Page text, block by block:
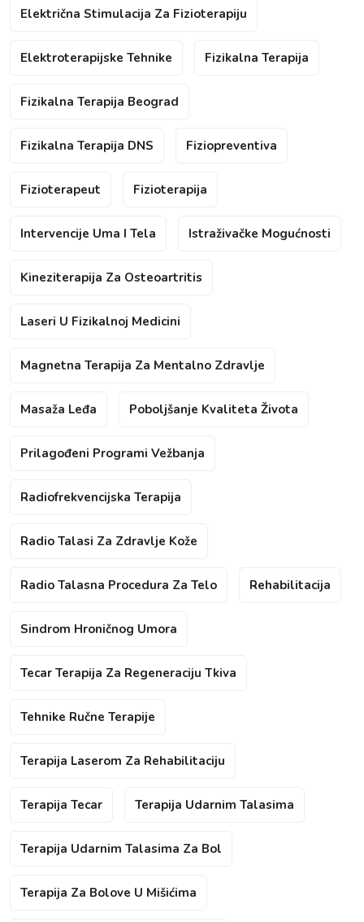
Električna Stimulacija Za Fizioterapiju
Elektroterapijske Tehnike Fizikalna Terapija
Fizikalna Terapija Beograd
Fizikalna Terapija DNS Fiziopreventiva
Fizioterapeut Fizioterapija
Intervencije Uma I Tela Istraživačke Mogućnosti
Kineziterapija Za Osteoartritis
Laseri U Fizikalnoj Medicini
Magnetna Terapija Za Mentalno Zdravlje
Masaža Leđa Poboljšanje Kvaliteta Života
Prilagođeni Programi Vežbanja
Radiofrekvencijska Terapija
Radio Talasi Za Zdravlje Kože
Radio Talasna Procedura Za Telo Rehabilitacija
Sindrom Hroničnog Umora
Tecar Terapija Za Regeneraciju Tkiva
Tehnike Ručne Terapije
Terapija Laserom Za Rehabilitaciju
Terapija Tecar Terapija Udarnim Talasima
Terapija Udarnim Talasima Za Bol
Terapija Za Bolove U Mišićima